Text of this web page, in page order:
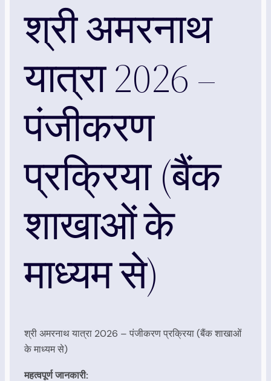
श्री अमरनाथ
यात्रा 2026 –
पंजीकरण
प्रक्रिया (बैंक
शाखाओं के
माध्यम से)
श्री अमरनाथ यात्रा 2026 – पंजीकरण प्रक्रिया (बैंक शाखाओं
के माध्यम से)
महत्वपूर्ण जानकारी: